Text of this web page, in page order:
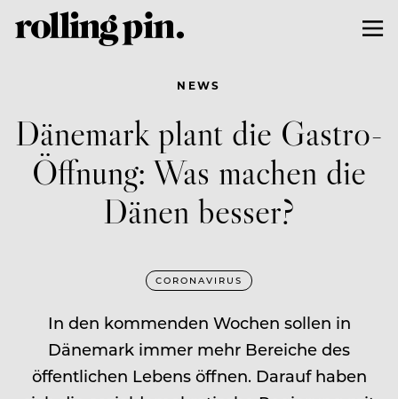
NEWS
Dänemark plant die Gastro-
Öffnung: Was machen die
Dänen besser?
CORONAVIRUS
In den kommenden Wochen sollen in
Dänemark immer mehr Bereiche des
öffentlichen Lebens öffnen. Darauf haben